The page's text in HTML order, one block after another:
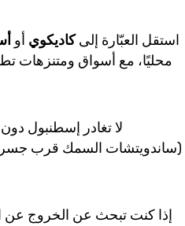
استقل العبّارة إلىكاديكوي أو
محليًا، مع أسواق ومتنزهات
لا تغادر إسطنبول
(ساندويتشات السمك قرب جسر
إذا كنت تبحث عن الخروج عن